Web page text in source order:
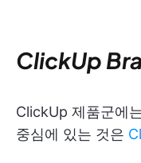
ClickUp
ClickUp 제품군에
중심에 있는 것은